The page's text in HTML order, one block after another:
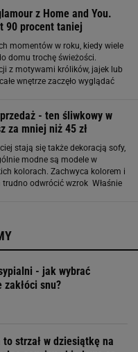
z Home and You.
90 procent taniej
momentów w roku, kiedy wiele
domu trochę świeżości.
z motywami królików, jajek lub
wnętrze zaczęło wyglądać
- ten śliwkowy w
za mniej niż 45 zł
stają się także dekoracją sofy,
modne są modele w
kolorach. Zachwyca kolorem i
odwrócić wzrok Właśnie
- jak wybrać
snu?
strzał w dziesiątkę na